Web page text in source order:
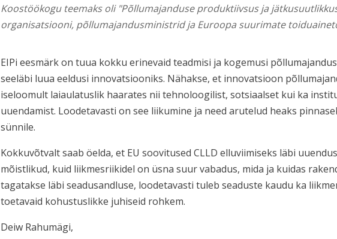
Koostöökogu teemaks oli "Põllumajanduse produktiivsus ja
organisatsiooni, põllumajandusministrid ja Euroopa suurimate
EIPi eesmärk on tuua kokku erinevaid teadmisi ja kogemusi
seeläbi luua eeldusi innovatsiooniks. Nähakse, et innovatsioon
iseloomult laiaulatuslik haarates nii tehnoloogilist, sotsiaalset kui ka
uuendamist. Loodetavasti on see liikumine ja need arutelud heaks
sünnile.
Kokkuvõtvalt saab öelda, et EU soovitused CLLD elluviimiseks läbi
mõistlikud, kuid liikmesriikidel on üsna suur vabadus, mida ja kuidas
tagatakse läbi seadusandluse, loodetavasti tuleb seaduste kaudu ka
toetavaid kohustuslikke juhiseid rohkem.
Deiw Rahumägi,